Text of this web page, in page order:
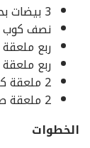
3 بيضات بحجم كبير.
نصف كوب
ربع
ربع
2 ملعقة كبير من الجبن الفيتا.
2 ملعقة صغيرة من الحليب السائل.
الخطوات